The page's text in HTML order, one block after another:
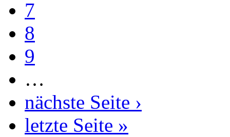
7
8
9
…
nächste Seite ›
letzte Seite »